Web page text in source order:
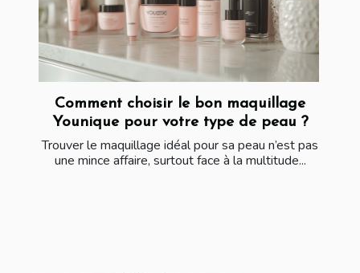
Comment choisir le bon maquillage
Younique pour votre type de peau ?
Trouver le maquillage idéal pour sa peau n’est pas
une mince affaire, surtout face à la multitude...